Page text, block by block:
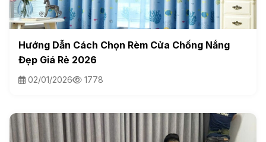
Hướng Dẫn Cách Chọn Rèm Cửa Chống Nắng
Đẹp Giá Rẻ 2026
02/01/2026 1778